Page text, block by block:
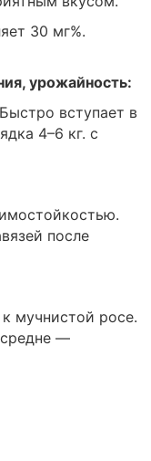
30 мг%.
урожайность:
вступает в
4–6 кг. с
после
мучнистой росе.
—